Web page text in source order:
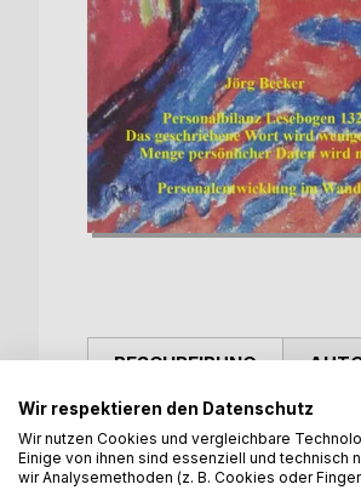
BESCHREIBUNG
Eine dermaßen bewährte
der Welt verschwinden
wer Buchstaben mit
Wir respektieren den Datenschutz
Wir nutzen Cookies und vergleichbare
Einige von ihnen sind essenziell und technisch
wir Analysemethoden (z. B. Cookies oder